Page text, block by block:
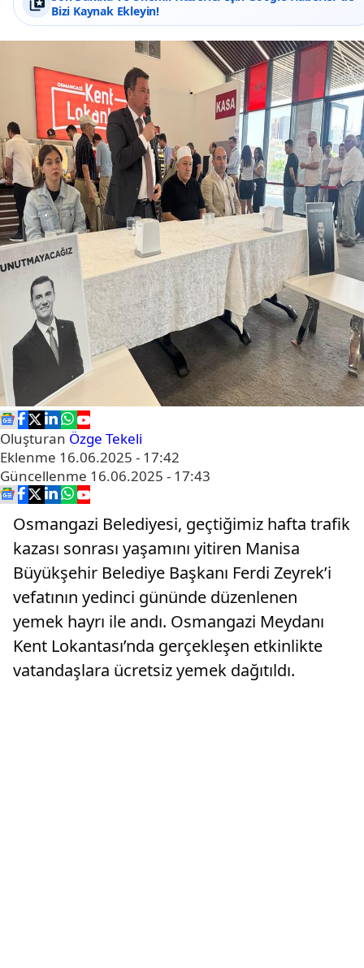
Bizi Kaynak Ekleyin!
Oluşturan Özge Tekeli
Eklenme 16.06.2025 - 17:42
Güncellenme 16.06.2025 - 17:43
Osmangazi Belediyesi, geçtiğimiz hafta trafik
kazası sonrası yaşamını yitiren Manisa
Büyükşehir Belediye Başkanı Ferdi Zeyrek’i
vefatının yedinci gününde düzenlenen
yemek hayrı ile andı. Osmangazi Meydanı
Kent Lokantası’nda gerçekleşen etkinlikte
vatandaşlara ücretsiz yemek dağıtıldı.